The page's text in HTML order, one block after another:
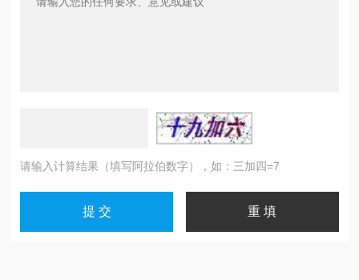
请输入计算结果（填写阿拉伯数字），如：三加四=7